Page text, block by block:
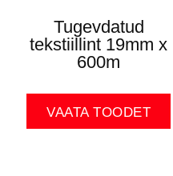
Tugevdatud
tekstiillint 19mm x
600m
VAATA TOODET